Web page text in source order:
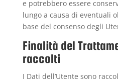
e potrebbero essere
lungo a causa di eventuali
base del consenso degli
Finalità del
raccolti
I Dati dell’Utente sono